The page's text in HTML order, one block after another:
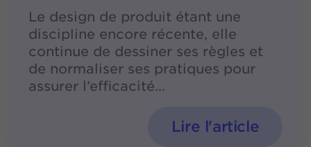
Le design de produit étant une
discipline encore récente, elle
continue de dessiner ses règles et
de normaliser ses pratiques pour
assurer l’efficacité
Lire l'article